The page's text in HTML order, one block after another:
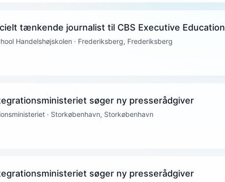
tænkende journalist til CBS Executive Education
Handelshøjskolen · Frederiksberg, Frederiksberg
søger ny presserådgiver
· Storkøbenhavn, Storkøbenhavn
søger ny presserådgiver